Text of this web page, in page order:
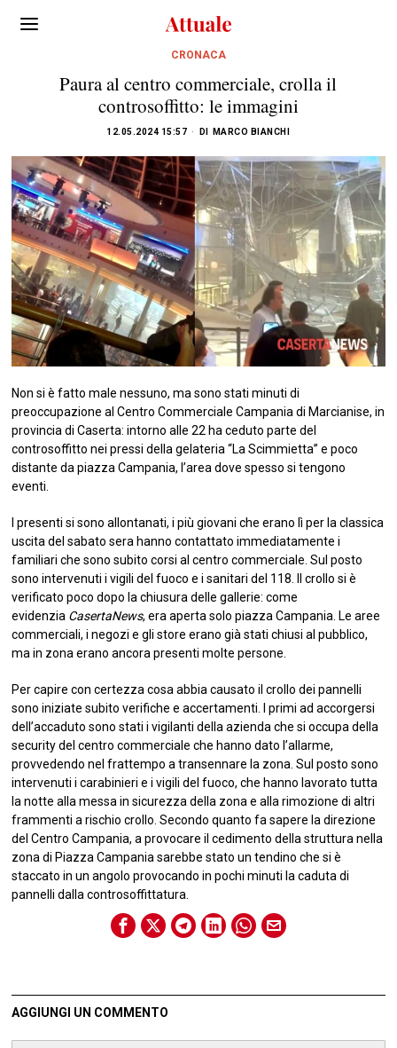
CRONACA
Paura al centro commerciale, crolla il
controsoffitto: le immagini
12.05.2024 15:57 DI MARCO BIANCHI
Non si è fatto male nessuno, ma sono stati minuti di
preoccupazione al Centro Commerciale Campania di Marcianise, in
provincia di Caserta: intorno alle 22 ha ceduto parte del
controsoffitto nei pressi della gelateria “La Scimmietta” e poco
distante da piazza Campania, l’area dove spesso si tengono
eventi.
I presenti si sono allontanati, i più giovani che erano lì per la classica
uscita del sabato sera hanno contattato immediatamente i
familiari che sono subito corsi al centro commerciale. Sul posto
sono intervenuti i vigili del fuoco e i sanitari del 118. Il crollo si è
verificato poco dopo la chiusura delle gallerie: come
evidenzia CasertaNews, era aperta solo piazza Campania. Le aree
commerciali, i negozi e gli store erano già stati chiusi al pubblico,
ma in zona erano ancora presenti molte persone.
Per capire con certezza cosa abbia causato il crollo dei pannelli
sono iniziate subito verifiche e accertamenti. I primi ad accorgersi
dell’accaduto sono stati i vigilanti della azienda che si occupa della
security del centro commerciale che hanno dato l’allarme,
provvedendo nel frattempo a transennare la zona. Sul posto sono
intervenuti i carabinieri e i vigili del fuoco, che hanno lavorato tutta
la notte alla messa in sicurezza della zona e alla rimozione di altri
frammenti a rischio crollo. Secondo quanto fa sapere la direzione
del Centro Campania, a provocare il cedimento della struttura nella
zona di Piazza Campania sarebbe stato un tendino che si è
staccato in un angolo provocando in pochi minuti la caduta di
pannelli dalla controsoffittatura.
AGGIUNGI UN COMMENTO